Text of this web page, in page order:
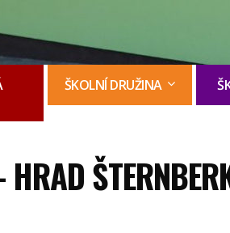
ŠKOLNÍ DRUŽINA
HRAD